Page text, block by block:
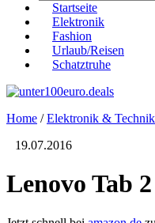
Startseite
Elektronik
Fashion
Urlaub/Reisen
Schatztruhe
Home /Elektronik &
19.07.2016
Lenovo Tab